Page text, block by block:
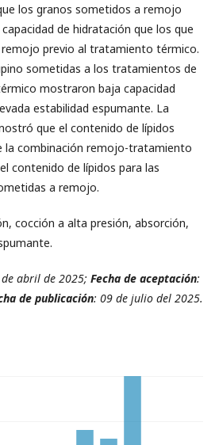
los granos sometidos a remojo
de hidratación que los que
previo al tratamiento térmico.
sometidas a los tratamientos de
mostraron baja capacidad
estabilidad espumante. La
que el contenido de lípidos
la combinación remojo-tratamiento
contenido de lípidos para las
a remojo.
cocción a alta presión, absorción,
abril de 2025; Fecha de aceptación:
de publicación: 09 de julio del 2025.